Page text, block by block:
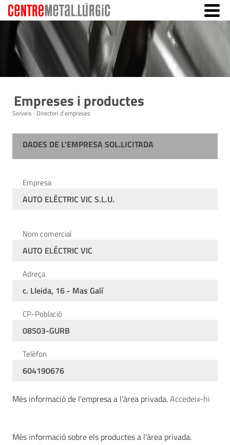
Empreses i productes
Serveis · Directori d'empreses
DADES DE L'EMPRESA SOL.LICITADA
Empresa
AUTO ELÉCTRIC VIC S.L.U.
Nom comercial
AUTO ELÉCTRIC VIC
Adreça
c. Lleida, 16 - Mas Galí
CP-Població
08503-GURB
Telèfon
604190676
Més informació de l'empresa a l'àrea privada.Accedeix-hi
Més informació sobre els productes a l'àrea privada.